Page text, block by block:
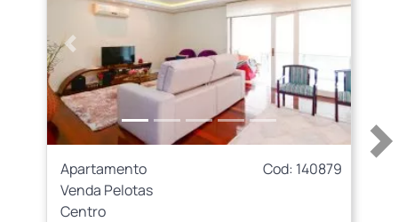
Anterior
Apartamento
Cod: 140879
Venda Pelotas
Centro